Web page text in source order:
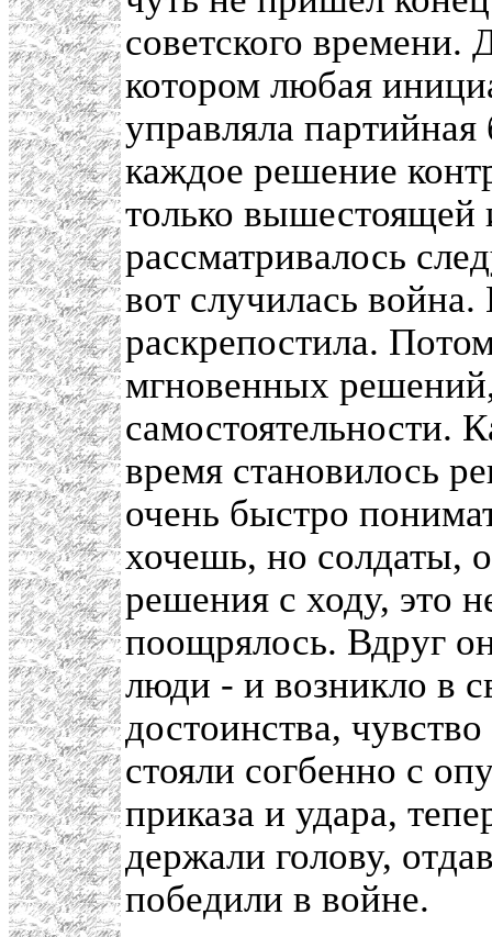
советского
котором любая
управляла
каждое решение
только вышестоящей
рассматривалось
вот случилась
раскрепостила.
мгновенных
самостоятельности.
время становилось
очень быстро
хочешь, но солдаты,
решения с ходу, это
поощрялось. Вдруг
люди - и возникло в
достоинства,
стояли согбенно с
приказа и удара,
держали голову,
победили в войне.